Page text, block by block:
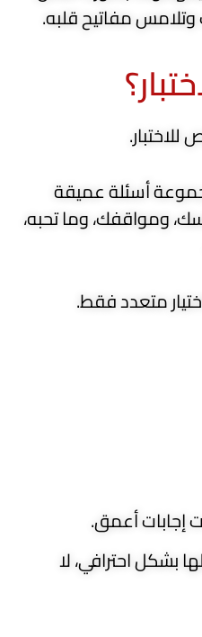
مفاتيح قلبه.
أسئلة عميقة
ومواقفك، وما تحبه،
متعدد فقط.
إجابات أعمق.
بشكل احترافي، لا